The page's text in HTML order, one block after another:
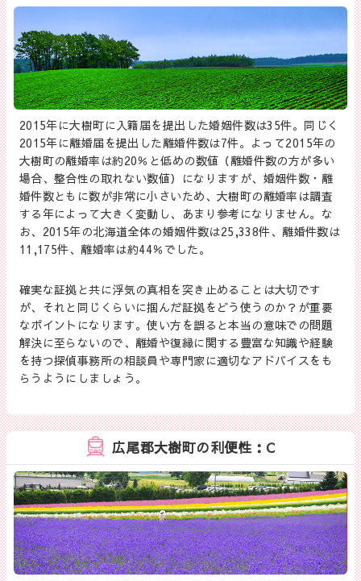
2015年に大樹町に入籍届を提出した婚姻件数は35件。同じく
2015年に離婚届を提出した離婚件数は7件。よって2015年の
大樹町の離婚率は約20％と低めの数値（離婚件数の方が多い
場合、整合性の取れない数値）になりますが、婚姻件数・離
婚件数ともに数が非常に小さいため、大樹町の離婚率は調査
する年によって大きく変動し、あまり参考になりません。な
お、2015年の北海道全体の婚姻件数は25,338件、離婚件数は
11,175件、離婚率は約44％でした。
確実な証拠と共に浮気の真相を突き止めることは大切です
が、それと同じくらいに掴んだ証拠をどう使うのか？が重要
なポイントになります。使い方を誤ると本当の意味での問題
解決に至らないので、離婚や復縁に関する豊富な知識や経験
を持つ探偵事務所の相談員や専門家に適切なアドバイスをも
らうようにしましょう。
広尾郡大樹町の利便性：C